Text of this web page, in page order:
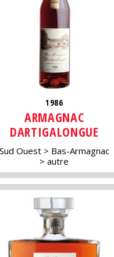
1986
ARMAGNAC
DARTIGALONGUE
Sud Ouest
Bas-Armagnac
autre